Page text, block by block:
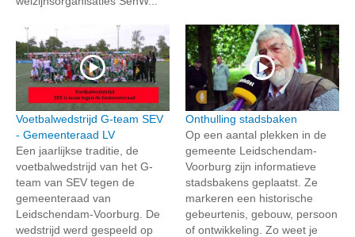
Voetbalwedstrijd G-team SEV
- Gemeenteraad LV
Een jaarlijkse traditie, de
voetbalwedstrijd van het G-
team van SEV tegen de
gemeenteraad van
Leidschendam-Voorburg. De
wedstrijd werd gespeeld op
Onthulling stadsbaken
Op een aantal plekken in de
gemeente Leidschendam-
Voorburg zijn informatieve
stadsbakens geplaatst. Ze
markeren een historische
gebeurtenis, gebouw, persoon
of ontwikkeling. Zo weet je